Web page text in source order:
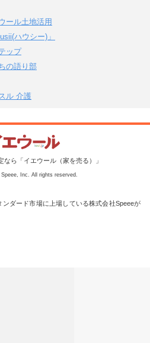
ール土地活用
ハウシー)」
ップ
の語り部
ル 介護
なら「イエウール（家を売る）」
Inc. All rights reserved.
ンダード市場に上場している株式会社Speeeが